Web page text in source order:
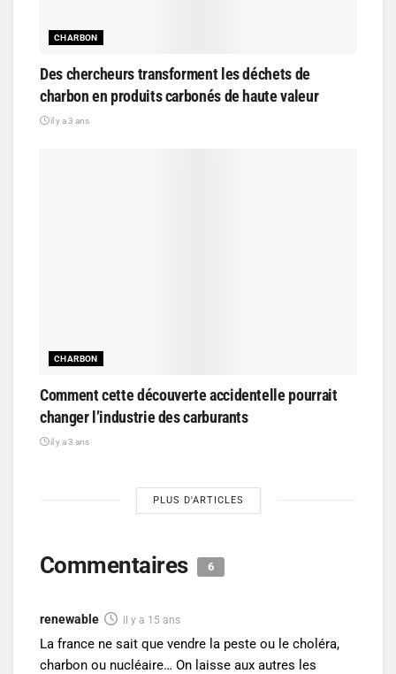
CHARBON
Des chercheurs transforment les déchets de
charbon en produits carbonés de haute valeur
il y a 3 ans
CHARBON
Comment cette découverte accidentelle pourrait
changer l’industrie des carburants
il y a 3 ans
PLUS D'ARTICLES
Commentaires 6
renewable il y a 15 ans
La france ne sait que vendre la peste ou le choléra,
charbon ou nucléaire… On laisse aux autres les